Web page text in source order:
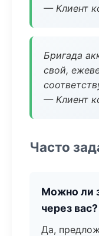
— Клиент
Бригада
свой,
— Клиент
Часто
Можно ли
через вас?
Да,